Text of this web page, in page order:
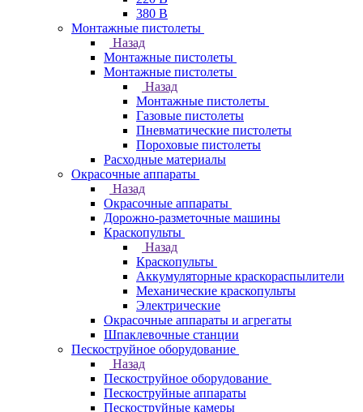
380 В
Монтажные пистолеты
Назад
Монтажные пистолеты
Монтажные пистолеты
Назад
Монтажные пистолеты
Газовые пистолеты
Пневматические пистолеты
Пороховые пистолеты
Расходные материалы
Окрасочные аппараты
Назад
Окрасочные аппараты
Дорожно-разметочные машины
Краскопульты
Назад
Краскопульты
Аккумуляторные краскораспылители
Механические краскопульты
Электрические
Окрасочные аппараты и агрегаты
Шпаклевочные станции
Пескоструйное оборудование
Назад
Пескоструйное оборудование
Пескоструйные аппараты
Пескоструйные камеры